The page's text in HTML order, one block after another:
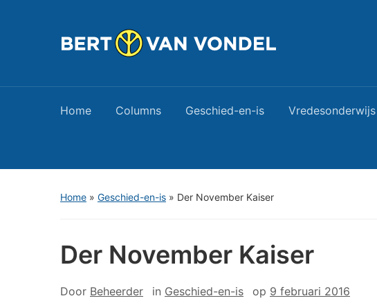
Home Columns Geschied-en-is Vredesonderwijs
Home » Geschied-en-is » Der November Kaiser
Der November Kaiser
Door Beheerder in Geschied-en-is op 9 februari 2016